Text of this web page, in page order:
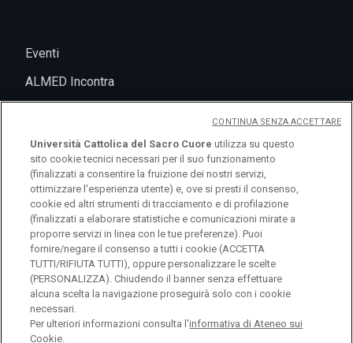
Eventi
ALMED Incontra
logo UC
© Università Cattolica del Sacro Cuore Largo A.
Gemelli 1, 20123 Milano PI 02133120150
Università Cattolica del Sacro Cuore utilizza su questo
sito cookie tecnici necessari per il suo funzionamento
(finalizzati a consentire la fruizione dei nostri servizi,
ottimizzare l'esperienza utente) e, ove si presti il consenso,
cookie ed altri strumenti di tracciamento e di profilazione
(finalizzati a elaborare statistiche e comunicazioni mirate a
proporre servizi in linea con le tue preferenze). Puoi
fornire/negare il consenso a tutti i cookie (ACCETTA
TUTTI/RIFIUTA TUTTI), oppure personalizzare le scelte
(PERSONALIZZA). Chiudendo il banner senza effettuare
alcuna scelta la navigazione proseguirà solo con i cookie
necessari.
Per ulteriori informazioni consulta l'informativa di Ateneo sui
Cookie.
CONTINUA SENZA ACCETTARE